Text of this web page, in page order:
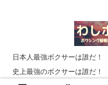
日本人最強ボクサーは誰だ！
史上最強のボクサーは誰だ！